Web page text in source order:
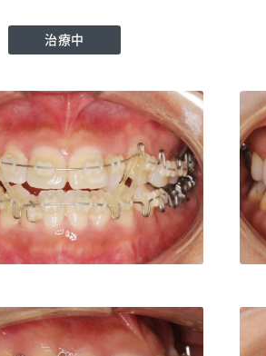
治療中
フィス TEL:0862221182 白